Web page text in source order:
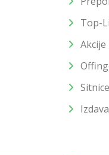
Top-
Akcije
Sitnice